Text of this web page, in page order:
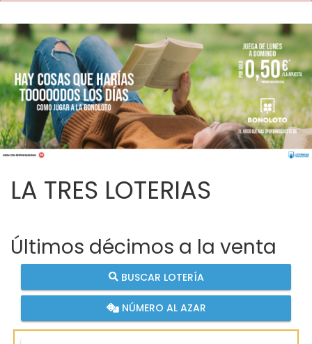
LA TRES LOTERIAS
Últimos décimos a la venta
BUSCAR LOTERÍA
NÚMERO AL AZAR